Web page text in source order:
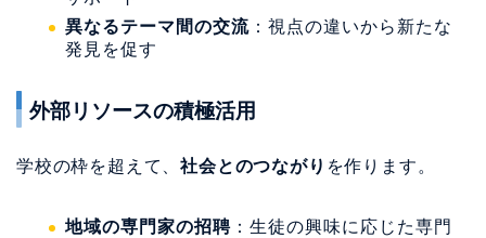
異なるテーマ間の交流 ：視点の違いから新たな
発見を促す
外部リソースの積極活用
学校の枠を超えて、社会とのつながり を作ります。
地域の専門家の招聘 ：生徒の興味に応じた専門